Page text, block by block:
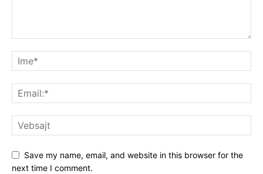
Save my name, email, and website in this browser for the
next time I comment.